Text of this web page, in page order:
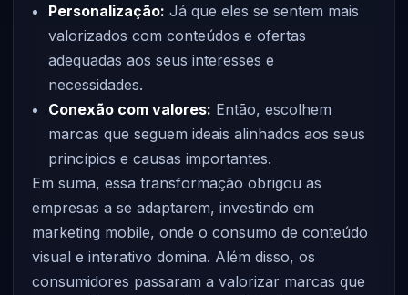
Personalização: Já que eles se sentem mais
valorizados com conteúdos e ofertas
adequadas aos seus interesses e
necessidades.
Conexão com valores: Então, escolhem
marcas que seguem ideais alinhados aos seus
princípios e causas importantes.
Em suma, essa transformação obrigou as
empresas a se adaptarem, investindo em
marketing mobile, onde o consumo de conteúdo
visual e interativo domina. Além disso, os
consumidores passaram a valorizar marcas que